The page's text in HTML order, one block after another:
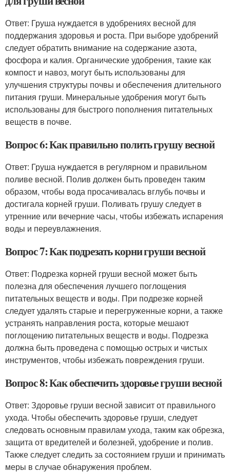
Ответ: Груша нуждается в удобрениях весной для
поддержания здоровья и роста. При выборе удобрений
следует обратить внимание на содержание азота,
фосфора и калия. Органические удобрения, такие как
компост и навоз, могут быть использованы для
улучшения структуры почвы и обеспечения длительного
питания груши. Минеральные удобрения могут быть
использованы для быстрого пополнения питательных
веществ в почве.
Вопрос 6: Как правильно полить грушу весной
Ответ: Груша нуждается в регулярном и правильном
поливе весной. Полив должен быть проведен таким
образом, чтобы вода просачивалась вглубь почвы и
достигала корней груши. Поливать грушу следует в
утренние или вечерние часы, чтобы избежать испарения
воды и переувлажнения.
Вопрос 7: Как подрезать корни груши весной
Ответ: Подрезка корней груши весной может быть
полезна для обеспечения лучшего поглощения
питательных веществ и воды. При подрезке корней
следует удалять старые и перегруженные корни, а также
устранять направления роста, которые мешают
поглощению питательных веществ и воды. Подрезка
должна быть проведена с помощью острых и чистых
инструментов, чтобы избежать повреждения груши.
Вопрос 8: Как обеспечить здоровье груши весной
Ответ: Здоровье груши весной зависит от правильного
ухода. Чтобы обеспечить здоровье груши, следует
следовать основным правилам ухода, таким как обрезка,
защита от вредителей и болезней, удобрение и полив.
Также следует следить за состоянием груши и принимать
меры в случае обнаружения проблем.